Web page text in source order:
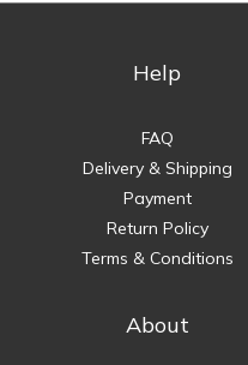
Help
FAQ
Delivery & Shipping
Payment
Return Policy
Terms & Conditions
About